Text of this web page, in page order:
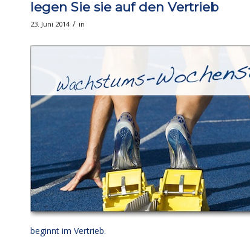
legen Sie sie auf den Vertrieb
23. Juni 2014 / in
beginnt im Vertrieb.